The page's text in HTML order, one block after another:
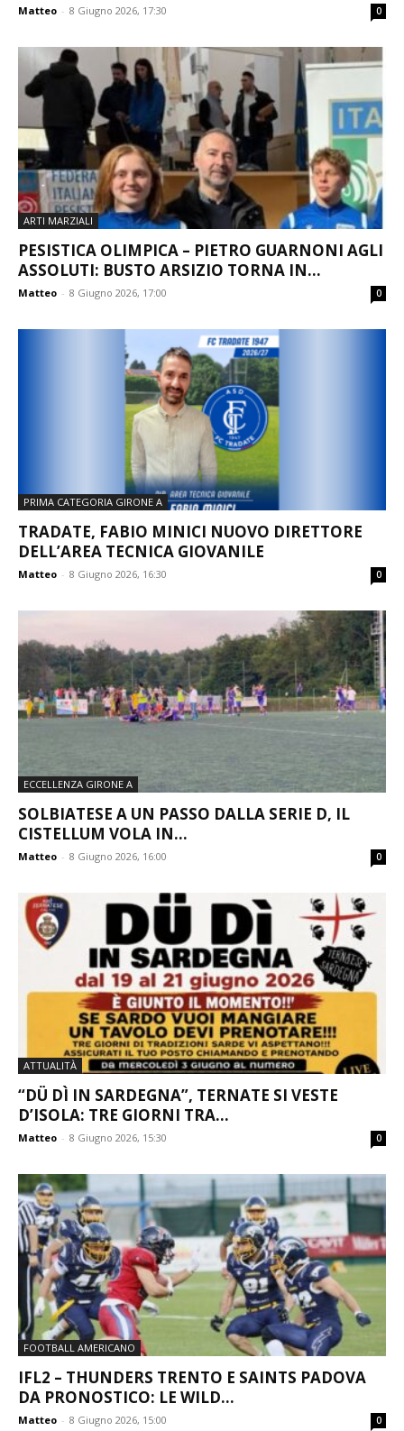
Matteo - 8 Giugno 2026, 17:30 0
ARTI MARZIALI
PESISTICA OLIMPICA – PIETRO GUARNONI AGLI
ASSOLUTI: BUSTO ARSIZIO TORNA IN...
Matteo - 8 Giugno 2026, 17:00 0
PRIMA CATEGORIA GIRONE A
TRADATE, FABIO MINICI NUOVO DIRETTORE
DELL’AREA TECNICA GIOVANILE
Matteo - 8 Giugno 2026, 16:30 0
ECCELLENZA GIRONE A
SOLBIATESE A UN PASSO DALLA SERIE D, IL
CISTELLUM VOLA IN...
Matteo - 8 Giugno 2026, 16:00 0
ATTUALITÀ
“DÜ DÌ IN SARDEGNA”, TERNATE SI VESTE
D’ISOLA: TRE GIORNI TRA...
Matteo - 8 Giugno 2026, 15:30 0
FOOTBALL AMERICANO
IFL2 – THUNDERS TRENTO E SAINTS PADOVA
DA PRONOSTICO: LE WILD...
Matteo - 8 Giugno 2026, 15:00 0